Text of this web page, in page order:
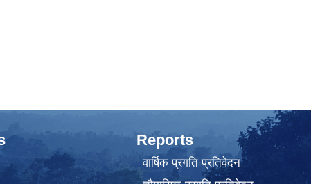
Reports
वार्षिक प्रगति प्रतिवेदन